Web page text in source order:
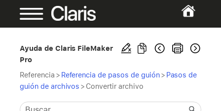
Ayuda de Claris FileMaker
Pro
Referencia > Referencia de pasos de guión > Pasos de
guión de archivos > Convertir archivo